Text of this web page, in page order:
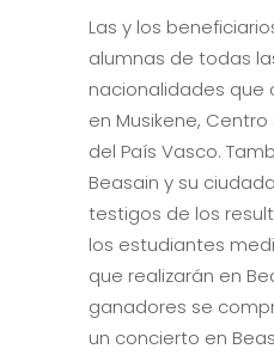
Las y los
alumnas de todas
nacionalidades que
en Musikene,
del País Vasco.
Beasain y su
testigos de los
los estudiantes
que realizarán en
ganadores se
un concierto en